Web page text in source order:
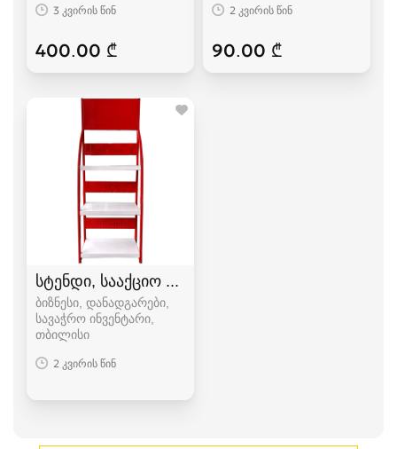
3 კვირის წინ
400.00 ₾
2 კვირის წინ
90.00 ₾
სტენდი, სააქციო დახლი
ბიზნესი, დანადგარები,
სავაჭრო ინვენტარი
თბილისი
2 კვირის წინ